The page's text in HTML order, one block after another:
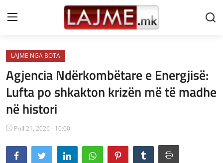
Shtëpi
LAJME MAQEDONI
SHQIPERI
KOSOVA
LAJME NGA BOTA
LAJME NGA BOTA
Agjencia Ndërkombëtare e Energjisë:
Lufta po shkakton krizën më të madhe
në histori
Prill 21, 2026 - 10:00